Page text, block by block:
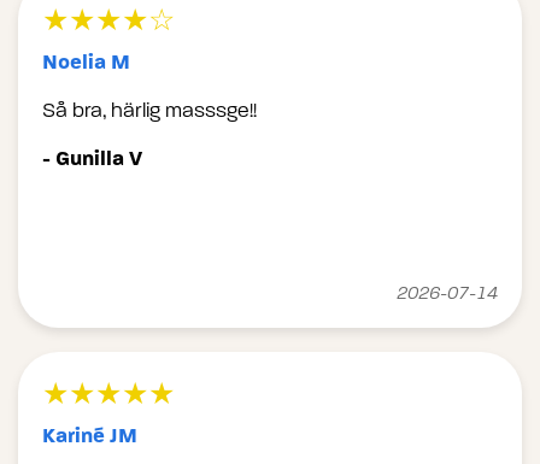
★★★★☆
Noelia M
Så bra, härlig masssge!!
- Gunilla V
2026-07-14
★★★★★
Kariné JM